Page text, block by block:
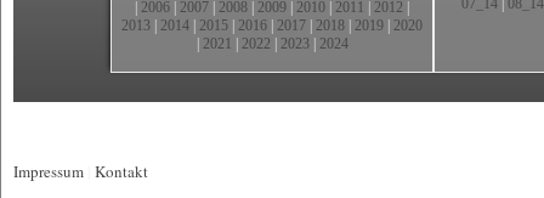
2006 2007 2008 2009 2010 2011 2012
2013 2014 2015 2016 2017 2018 2019 2020
2021 2022 2023| 2024
07_14 08_14
Impressum Kontakt